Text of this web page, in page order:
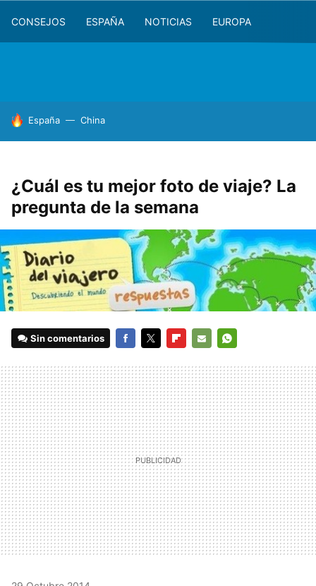
CONSEJOS ESPAÑA NOTICIAS EUROPA
HOY SE HABLA DE
España China
¿Cuál es tu mejor foto de viaje? La
pregunta de la semana
Sin comentarios
MAIL